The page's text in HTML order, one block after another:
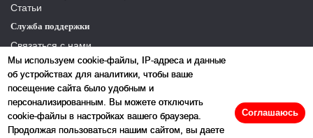
Мы используем cookie-файлы, IP-адреса и данные
об устройствах для аналитики, чтобы ваше
посещение сайта было удобным и
персонализированным. Вы можете отключить
cookie-файлы в настройках вашего браузера.
Продолжая пользоваться нашим сайтом, вы даете
Соглашаюсь
Статьи
Служба поддержки
Связаться с нами
Отзывы
Производители
Карта сайта